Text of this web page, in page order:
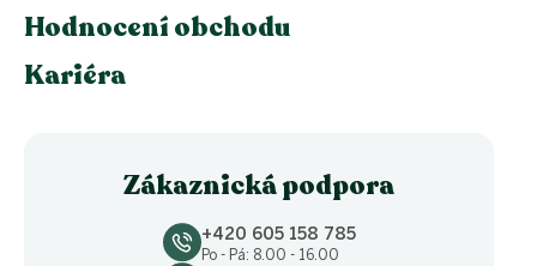
Hodnocení obchodu
Kariéra
Zákaznická podpora
+420 605 158 785
Po - Pá: 8.00 - 16.00